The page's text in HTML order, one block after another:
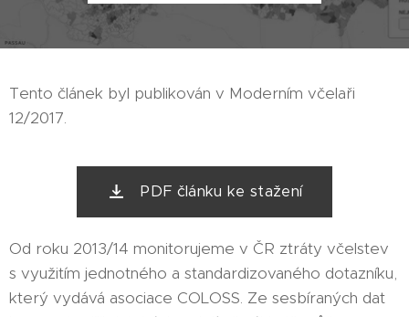
Tento článek byl publikován v Moderním včelaři
12/2017.
PDF článku ke stažení
Od roku 2013/14 monitorujeme v ČR ztráty včelstev
s využitím jednotného a standardizovaného dotazníku,
který vydává asociace COLOSS. Ze sesbíraných dat